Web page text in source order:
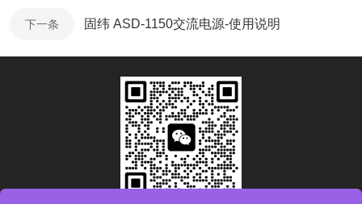
下一条 固纬 ASD-1150交流电源-使用说明